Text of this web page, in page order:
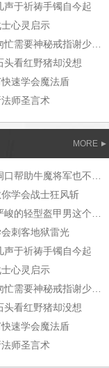
声于祈祷手镯自今起
心灵启示
头看红野猪却没想
速学会魔法盾
师圣言术
MORE
学会战士狂风斩
刺客地狱雷光
声于祈祷手镯自今起
心灵启示
头看红野猪却没想
速学会魔法盾
师圣言术